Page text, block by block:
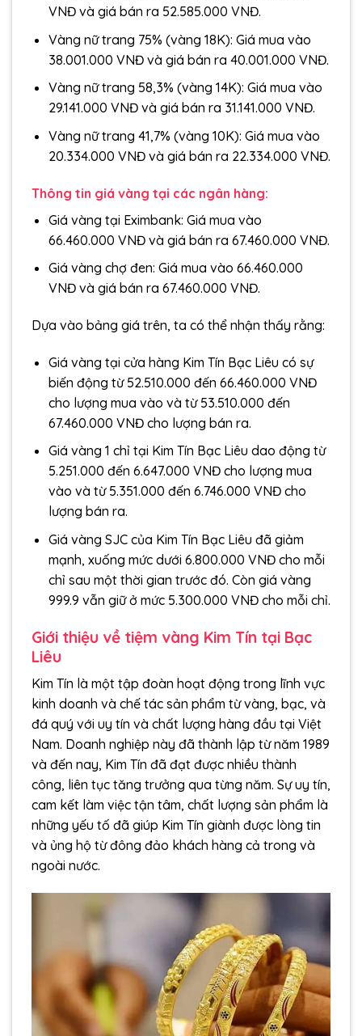
VNĐ và giá bán ra 52.585.000 VNĐ.
Vàng nữ trang 75% (vàng 18K): Giá mua vào
38.001.000 VNĐ và giá bán ra 40.001.000 VNĐ.
Vàng nữ trang 58,3% (vàng 14K): Giá mua vào
29.141.000 VNĐ và giá bán ra 31.141.000 VNĐ.
Vàng nữ trang 41,7% (vàng 10K): Giá mua vào
20.334.000 VNĐ và giá bán ra 22.334.000 VNĐ.
Thông tin giá vàng tại các ngân hàng:
Giá vàng tại Eximbank: Giá mua vào
66.460.000 VNĐ và giá bán ra 67.460.000 VNĐ.
Giá vàng chợ đen: Giá mua vào 66.460.000
VNĐ và giá bán ra 67.460.000 VNĐ.
Dựa vào bảng giá trên, ta có thể nhận thấy rằng:
Giá vàng tại cửa hàng Kim Tín Bạc Liêu có sự
biến động từ 52.510.000 đến 66.460.000 VNĐ
cho lượng mua vào và từ 53.510.000 đến
67.460.000 VNĐ cho lượng bán ra.
Giá vàng 1 chỉ tại Kim Tín Bạc Liêu dao động từ
5.251.000 đến 6.647.000 VNĐ cho lượng mua
vào và từ 5.351.000 đến 6.746.000 VNĐ cho
lượng bán ra.
Giá vàng SJC của Kim Tín Bạc Liêu đã giảm
mạnh, xuống mức dưới 6.800.000 VNĐ cho mỗi
chỉ sau một thời gian trước đó. Còn giá vàng
999.9 vẫn giữ ở mức 5.300.000 VNĐ cho mỗi chỉ.
Giới thiệu về tiệm vàng Kim Tín tại Bạc
Liêu
Kim Tín là một tập đoàn hoạt động trong lĩnh vực
kinh doanh và chế tác sản phẩm từ vàng, bạc, và
đá quý với uy tín và chất lượng hàng đầu tại Việt
Nam. Doanh nghiệp này đã thành lập từ năm 1989
và đến nay, Kim Tín đã đạt được nhiều thành
công, liên tục tăng trưởng qua từng năm. Sự uy tín,
cam kết làm việc tận tâm, chất lượng sản phẩm là
những yếu tố đã giúp Kim Tín giành được lòng tin
và ủng hộ từ đông đảo khách hàng cả trong và
ngoài nước.